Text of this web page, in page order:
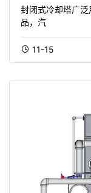
封闭式冷却塔广
品，汽
11-15